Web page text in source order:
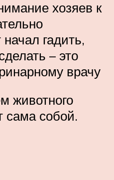
хозяев к
гадить,
– это
врачу
животного
сама собой.